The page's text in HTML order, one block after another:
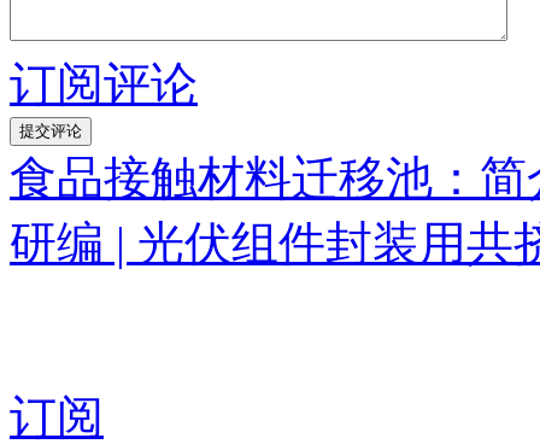
订阅评论
食品接触材料迁移池：
研编 | 光伏组件封装用共
订阅